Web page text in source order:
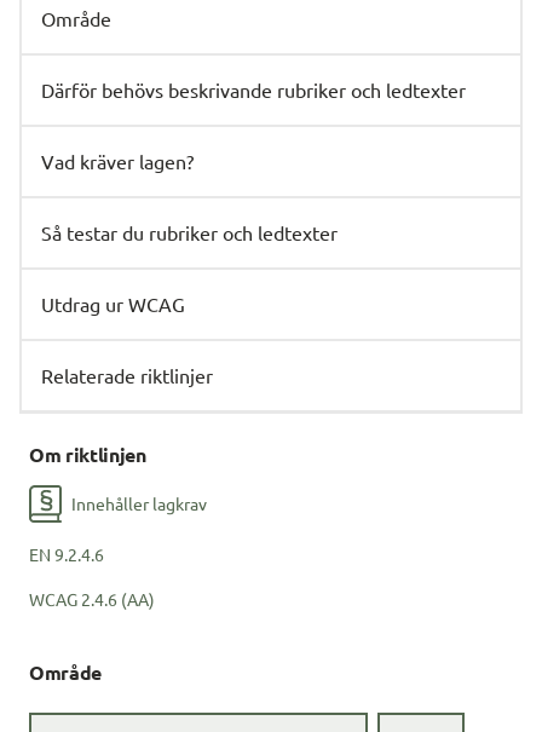
Område
Därför behövs beskrivande rubriker och ledtexter
Vad kräver lagen?
Så testar du rubriker och ledtexter
Utdrag ur WCAG
Relaterade riktlinjer
Om riktlinjen
Innehåller lagkrav
EN 9.2.4.6
WCAG 2.4.6 (AA)
Område